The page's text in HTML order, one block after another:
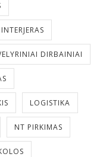
INTERJERAS
DIRBAINIAI
LOGISTIKA
NT PIRKIMAS